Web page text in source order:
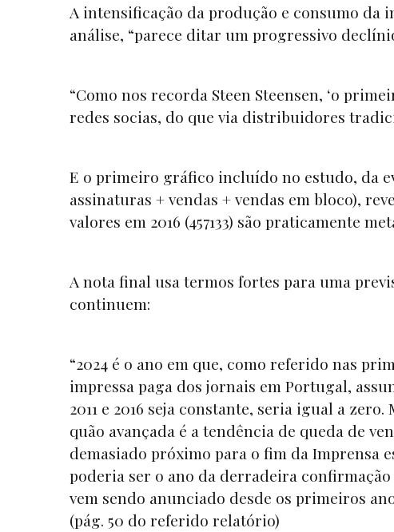
A intensificação da produção e consumo
análise, “parece ditar um progressivo
“Como nos recorda Steen Steensen, ‘o
redes socias, do que via distribuidores
E o primeiro gráfico incluído no estudo, da
assinaturas + vendas + vendas em bloco),
valores em 2016 (457133) são praticamente
A nota final usa termos fortes para uma
continuem:
“2024 é o ano em que, como referido nas
impressa paga dos jornais em Portugal,
2011 e 2016 seja constante, seria igual a
quão avançada é a tendência de queda de
demasiado próximo para o fim da Imprensa
poderia ser o ano da derradeira
vem sendo anunciado desde os primeiros
(pág. 50 do referido relatório)